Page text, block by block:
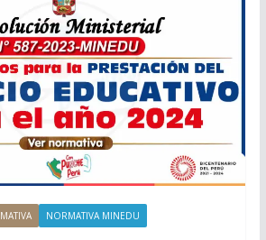
NORMATIVA MINEDU